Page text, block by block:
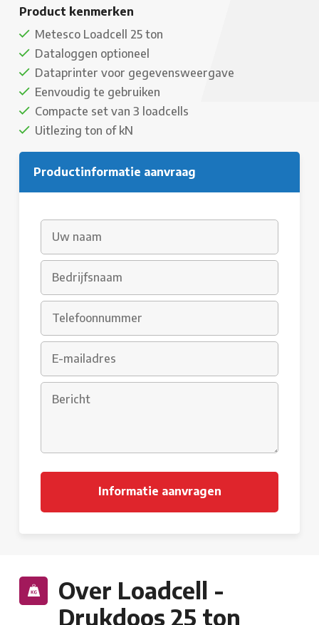
Product kenmerken
Metesco Loadcell 25 ton
Dataloggen optioneel
Dataprinter voor gegevensweergave
Eenvoudig te gebruiken
Compacte set van 3 loadcells
Uitlezing ton of kN
Productinformatie aanvraag
Over Loadcell -
Drukdoos 25 ton